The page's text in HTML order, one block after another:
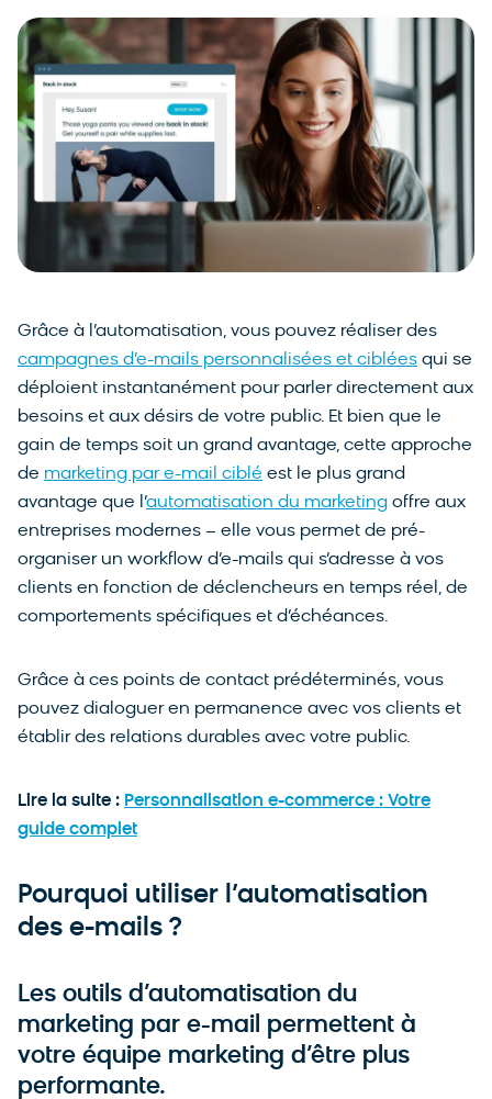
Grâce à l’automatisation, vous pouvez réaliser des
campagnes d’e-mails personnalisées et ciblées qui se
déploient instantanément pour parler directement aux
besoins et aux désirs de votre public. Et bien que le
gain de temps soit un grand avantage, cette approche
de marketing par e-mail ciblé est le plus grand
avantage que l’automatisation du marketing offre aux
entreprises modernes – elle vous permet de pré-
organiser un workflow d’e-mails qui s’adresse à vos
clients en fonction de déclencheurs en temps réel, de
comportements spécifiques et d’échéances.
Grâce à ces points de contact prédéterminés, vous
pouvez dialoguer en permanence avec vos clients et
établir des relations durables avec votre public.
Lire la suite : Personnalisation e-commerce : Votre
guide complet
Pourquoi utiliser l’automatisation
des e-mails ?
Les outils d’automatisation du
marketing par e-mail permettent à
votre équipe marketing d’être plus
performante.